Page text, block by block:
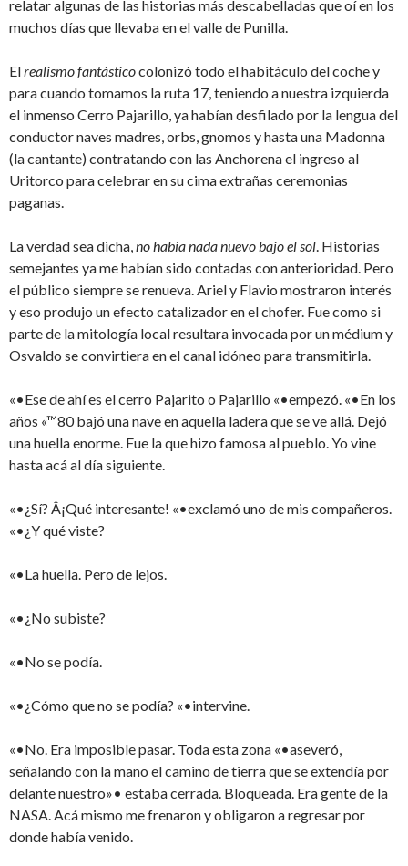
relatar algunas de las historias más descabelladas que oí en los
muchos días que llevaba en el valle de Punilla.
Elrealismo fantásticocolonizó todo el habitáculo del coche y
para cuando tomamos la ruta 17, teniendo a nuestra izquierda
el inmenso Cerro Pajarillo, ya habían desfilado por la lengua del
conductor naves madres, orbs, gnomos y hasta una Madonna
(la cantante) contratando con las Anchorena el ingreso al
Uritorco para celebrar en su cima extrañas ceremonias
paganas.
La verdad sea dicha,no había nada nuevo bajo el sol. Historias
semejantes ya me habían sido contadas con anterioridad. Pero
el público siempre se renueva. Ariel y Flavio mostraron interés
y eso produjo un efecto catalizador en el chofer. Fue como si
parte de la mitología local resultara invocada por un médium y
Osvaldo se convirtiera en el canal idóneo para transmitirla.
«•Ese de ahí es el cerro Pajarito o Pajarillo «•empezó. «•En los
años «™80 bajó una nave en aquella ladera que se ve allá. Dejó
una huella enorme. Fue la que hizo famosa al pueblo. Yo vine
hasta acá al día siguiente.
«•¿Sí? Â¡Qué interesante! «•exclamó uno de mis compañeros.
«•¿Y qué viste?
«•La huella. Pero de lejos.
«•¿No subiste?
«•No se podía.
«•¿Cómo que no se podía? «•intervine.
«•No. Era imposible pasar. Toda esta zona «•aseveró,
señalando con la mano el camino de tierra que se extendía por
delante nuestro»• estaba cerrada. Bloqueada. Era gente de la
NASA. Acá mismo me frenaron y obligaron a regresar por
donde había venido.